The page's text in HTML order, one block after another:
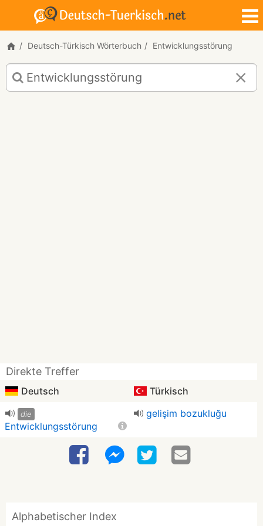
Deutsch-Türkisch Wörterbuch Entwicklungsstörung
Deutsch-
Türkisch
Übersetzung
Direkte Treffer
Deutsch Türkisch
die
Entwicklungsstörung
gelişim bozukluğu
Alphabetischer Index